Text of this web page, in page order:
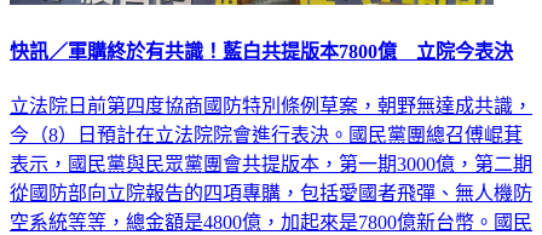
立法院日前第四度協商國防特別條例草案，朝野無達成共識，
今（8）日預計在立法院院會進行表決。國民黨團總召傅崐萁
表示，國民黨與民眾黨團會共提版本，第一期3000億，第二期
從國防部向立院報告的四項專購，包括愛國者飛彈、無人機防